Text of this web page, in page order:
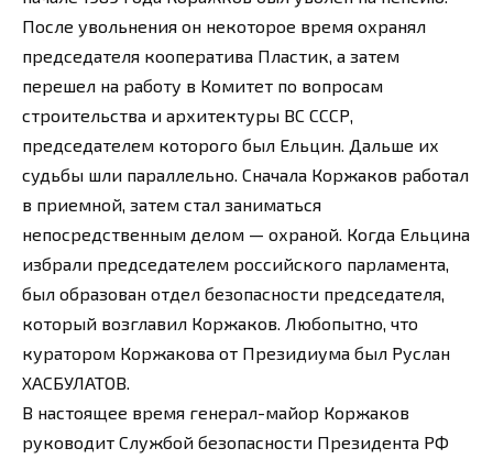
После увольнения он некоторое время охранял
председателя кооператива Пластик, а затем
перешел на работу в Комитет по вопросам
строительства и архитектуры ВС СССР,
председателем которого был Ельцин. Дальше их
судьбы шли параллельно. Сначала Коржаков работал
в приемной, затем стал заниматься
непосредственным делом — охраной. Когда Ельцина
избрали председателем российского парламента,
был образован отдел безопасности председателя,
который возглавил Коржаков. Любопытно, что
куратором Коржакова от Президиума был Руслан
ХАСБУЛАТОВ.
В настоящее время генерал-майор Коржаков
руководит Службой безопасности Президента РФ